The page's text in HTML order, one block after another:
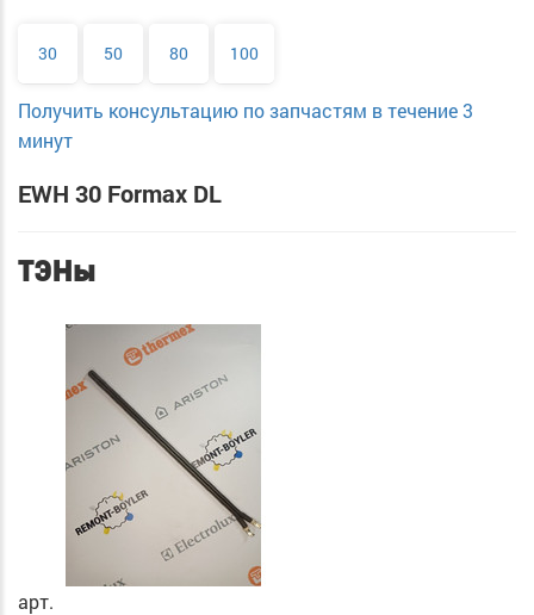
30 50 80 100
Получить консультацию по запчастям в течение 3
минут
EWH 30 Formax DL
ТЭНы
арт.